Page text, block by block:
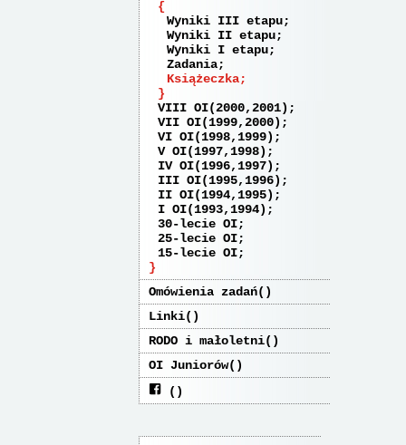
Wyniki III etapu
Wyniki II etapu
Wyniki I etapu
Zadania
Książeczka
VIII OI(2000,2001)
VII OI(1999,2000)
VI OI(1998,1999)
V OI(1997,1998)
IV OI(1996,1997)
III OI(1995,1996)
II OI(1994,1995)
I OI(1993,1994)
30-lecie OI
25-lecie OI
15-lecie OI
Omówienia zadań
Linki
RODO i małoletni
OI Juniorów